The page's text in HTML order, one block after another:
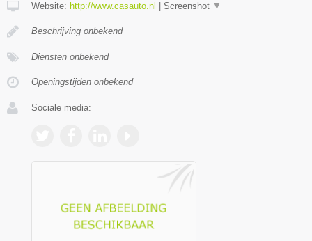
Website: http://www.casauto.nl Screenshot ▼
Beschrijving onbekend
Diensten onbekend
Openingstijden onbekend
Sociale media: